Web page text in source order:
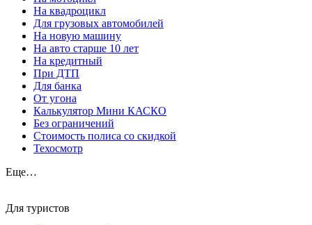
На квадроцикл
Для грузовых автомобилей
На новую машину
На авто старше 10 лет
На кредитный
При ДТП
Для банка
От угона
Калькулятор Мини КАСКО
Без ограничений
Стоимость полиса со скидкой
Техосмотр
Еще…
Для туристов